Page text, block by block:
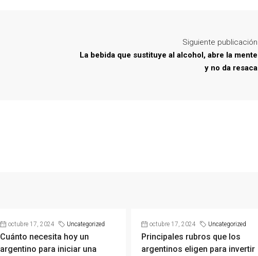
Siguiente publicación
La bebida que sustituye al alcohol, abre la mente
y no da resaca
octubre 17, 2024 Uncategorized
Cuánto necesita hoy un
argentino para iniciar una
octubre 17, 2024 Uncategorized
Principales rubros que los
argentinos eligen para invertir